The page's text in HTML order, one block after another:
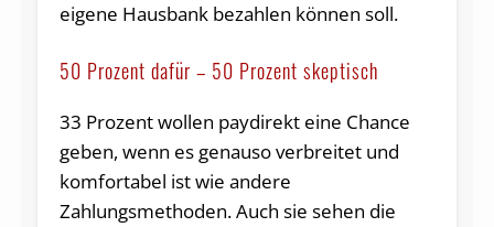
eigene Hausbank bezahlen können soll.
50 Prozent dafür – 50 Prozent skeptisch
33 Prozent wollen paydirekt eine Chance
geben, wenn es genauso verbreitet und
komfortabel ist wie andere
Zahlungsmethoden. Auch sie sehen die